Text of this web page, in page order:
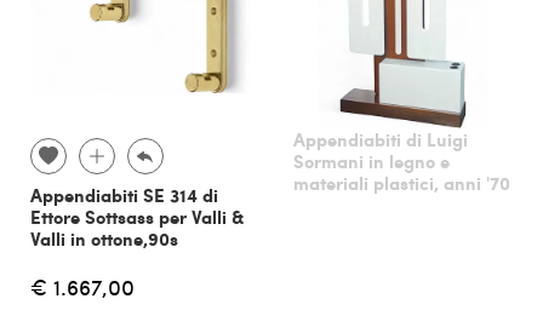
Appendiabiti SE 314 di
Ettore Sottsass per Valli &
Valli in ottone,90s
€ 1.667,00
Appendiabiti di Luigi
Sormani in legno e
materiali plastici, anni '70